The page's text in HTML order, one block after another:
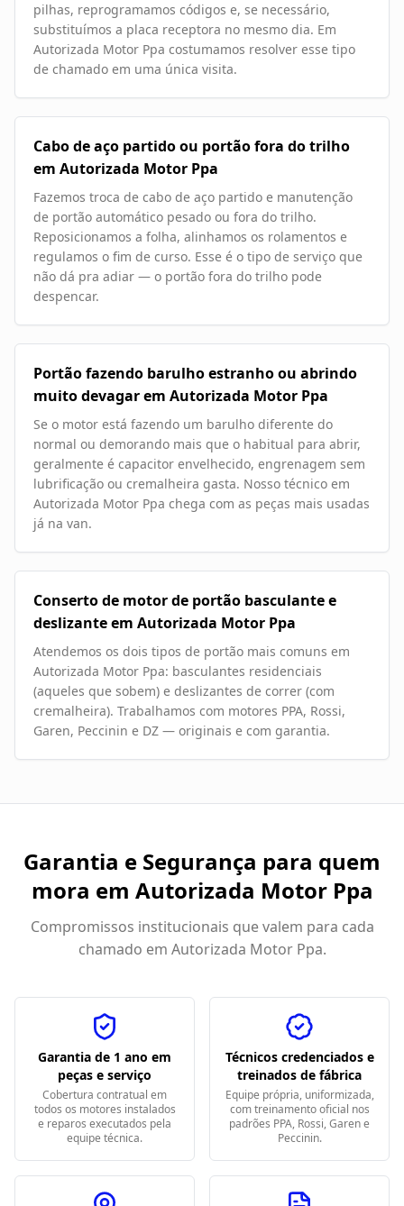
pilhas, reprogramamos códigos e, se necessário,
substituímos a placa receptora no mesmo dia. Em
Autorizada Motor Ppa costumamos resolver esse tipo
de chamado em uma única visita.
Cabo de aço partido ou portão fora do trilho
em Autorizada Motor Ppa
Fazemos troca de cabo de aço partido e manutenção
de portão automático pesado ou fora do trilho.
Reposicionamos a folha, alinhamos os rolamentos e
regulamos o fim de curso. Esse é o tipo de serviço que
não dá pra adiar — o portão fora do trilho pode
despencar.
Portão fazendo barulho estranho ou abrindo
muito devagar em Autorizada Motor Ppa
Se o motor está fazendo um barulho diferente do
normal ou demorando mais que o habitual para abrir,
geralmente é capacitor envelhecido, engrenagem sem
lubrificação ou cremalheira gasta. Nosso técnico em
Autorizada Motor Ppa chega com as peças mais usadas
já na van.
Conserto de motor de portão basculante e
deslizante em Autorizada Motor Ppa
Atendemos os dois tipos de portão mais comuns em
Autorizada Motor Ppa: basculantes residenciais
(aqueles que sobem) e deslizantes de correr (com
cremalheira). Trabalhamos com motores PPA, Rossi,
Garen, Peccinin e DZ — originais e com garantia.
Garantia e Segurança para quem
mora em Autorizada Motor Ppa
Compromissos institucionais que valem para cada
chamado em Autorizada Motor Ppa.
Garantia de 1 ano em
peças e serviço
Cobertura contratual em
todos os motores instalados
e reparos executados pela
equipe técnica.
Técnicos credenciados e
treinados de fábrica
Equipe própria, uniformizada,
com treinamento oficial nos
padrões PPA, Rossi, Garen e
Peccinin.